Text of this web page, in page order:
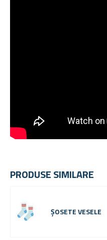
PRODUSE SIMILARE
ȘOSETE VESELE